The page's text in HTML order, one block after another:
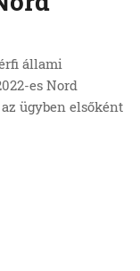
állami
es Nord
ügyben elsőként